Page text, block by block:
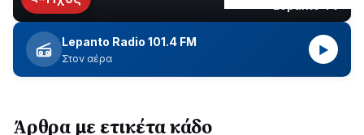
και
περίπου
δύο
ώρες
εξέλιξη
LIVE
Lepanto Radio 101.4 FM
Στον αέρα
▶
Άρθρα με ετικέτα κάδο